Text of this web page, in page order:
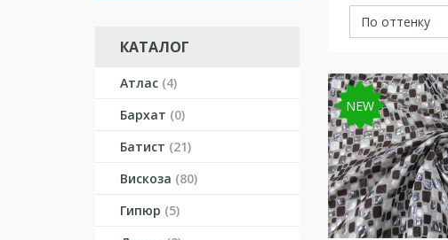
КАТАЛОГ
Атлас (4)
Бархат (0)
Батист (21)
Вискоза (80)
Гипюр (5)
По оттенку
NEW